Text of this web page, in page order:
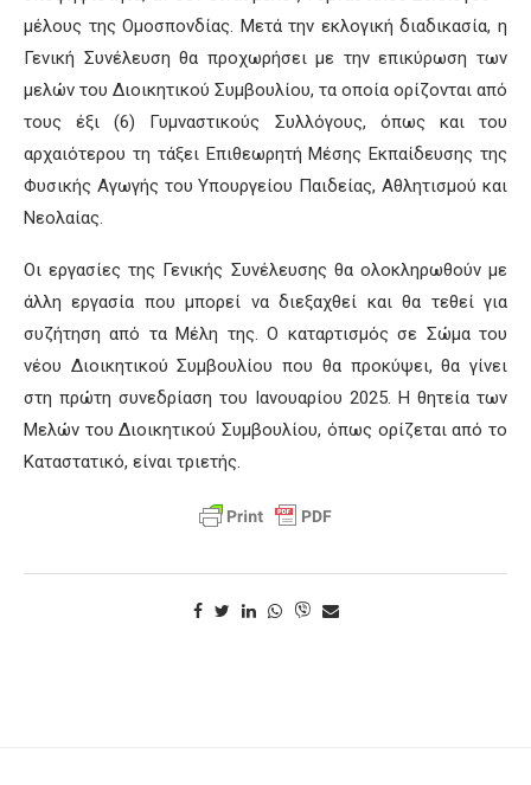
μέλους της Ομοσπονδίας. Μετά την εκλογική διαδικασία, η
Γενική Συνέλευση θα προχωρήσει με την επικύρωση των
μελών του Διοικητικού Συμβουλίου, τα οποία ορίζονται από
τους έξι (6) Γυμναστικούς Συλλόγους, όπως και του
αρχαιότερου τη τάξει Επιθεωρητή Μέσης Εκπαίδευσης της
Φυσικής Αγωγής του Υπουργείου Παιδείας, Αθλητισμού και
Νεολαίας.
Οι εργασίες της Γενικής Συνέλευσης θα ολοκληρωθούν με
άλλη εργασία που μπορεί να διεξαχθεί και θα τεθεί για
συζήτηση από τα Μέλη της. Ο καταρτισμός σε Σώμα του
νέου Διοικητικού Συμβουλίου που θα προκύψει, θα γίνει
στη πρώτη συνεδρίαση του Ιανουαρίου 2025. Η θητεία των
Μελών του Διοικητικού Συμβουλίου, όπως ορίζεται από το
Καταστατικό, είναι τριετής.